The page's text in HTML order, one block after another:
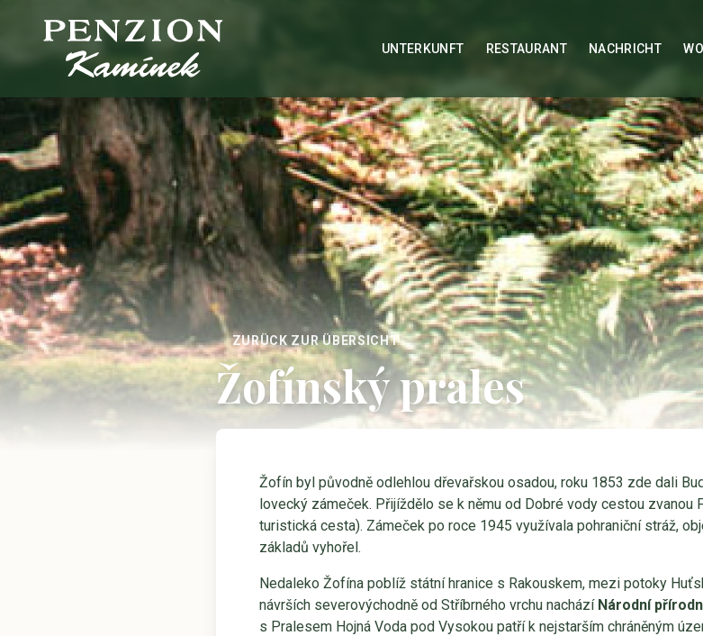
UNTERKUNFT RESTAURANT NACHRICHT
ZURÜCK ZUR ÜBERSICHT
Žofínský prales
Žofín byl původně odlehlou dřevařskou osadou, roku 1853 zde dali
lovecký zámeček. Přijíždělo se k němu od Dobré vody cestou zvanou
turistická cesta). Zámeček po roce 1945 využívala pohraniční stráž,
základů vyhořel.
Nedaleko Žofína poblíž státní hranice s Rakouskem, mezi potoky
návrších severovýchodně od Stříbrného vrchu nachází Národní
s Pralesem Hojná Voda pod Vysokou patří k nejstarším chráněným